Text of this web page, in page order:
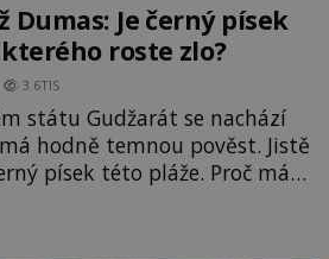
Dumas: Je černý písek
roste zlo?
3.6TIS
státu Gudžarát se nachází
hodně temnou pověst. Jistě
písek této pláže. Proč má
Nakolik jsou
zde došlo k nevysvětlitelným